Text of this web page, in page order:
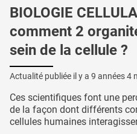
BIOLOGIE
comment 2
sein de la cellule ?
Actualité publiée il y a 9 années 4
Ces scientifiques font une
de la façon dont différents
cellules humaines